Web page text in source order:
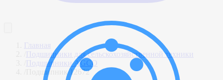
Главная
Подшипники для сельскохозяйственной техники
Подшипники AGCO
Подшипник 12672